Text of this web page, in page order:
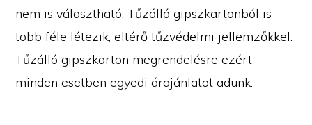
nem is választható. Tűzálló gipszkartonból is
több féle létezik, eltérő tűzvédelmi jellemzőkkel.
Tűzálló gipszkarton megrendelésre ezért
minden esetben egyedi árajánlatot adunk.